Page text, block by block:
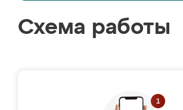
Схема работы